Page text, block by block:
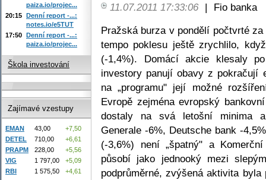
11.07.2011 17:33:06 |
Fio banka
Pražská burza v pondělí počtvrté
tempo poklesu ještě zrychlilo,
(-1,4%). Domácí akcie klesaly
investory panují obavy z pokračují
na „programu" její možné
Evropě zejména evropský
dostaly na svá letošní minima
Generale -6%, Deutsche bank -
(-3,6%) není „špatný" a
působí jako jednooký mezi
podprůměrné, zvýšená aktivita
paiza.io/projec...
20:15 Denní report -...:
notes.io/e5TUT
17:50 Denní report -...:
paiza.io/projec...
Škola investování
Zajímavé vzestupy
EMAN 43,00
+7,50
DETEL
710,00
+6,61
PRAPM
228,00
+5,56
VIG
1 797,00
+5,09
RBI
1 575,50 +4,61